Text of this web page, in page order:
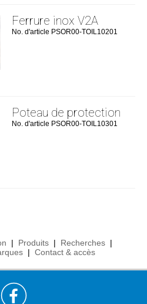
Ferrure inox V2A
No. d'article PSOR00-TOIL10201
Poteau de protection
No. d'article PSOR00-TOIL10301
| Produits | Recherches |
| Contact & accès